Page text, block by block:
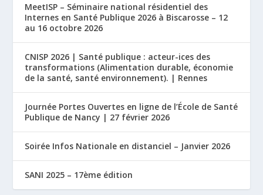
MeetISP – Séminaire national résidentiel des
Internes en Santé Publique 2026 à Biscarosse – 12
au 16 octobre 2026
CNISP 2026 | Santé publique : acteur-ices des
transformations (Alimentation durable, économie
de la santé, santé environnement). | Rennes
Journée Portes Ouvertes en ligne de l’École de Santé
Publique de Nancy | 27 février 2026
Soirée Infos Nationale en distanciel – Janvier 2026
SANI 2025 – 17ème édition